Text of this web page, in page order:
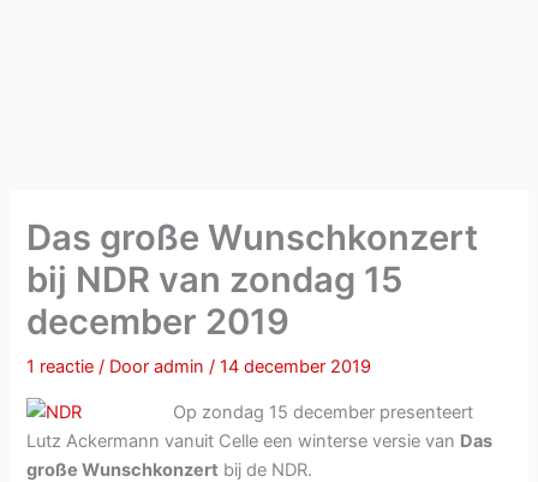
Das große Wunschkonzert
bij NDR van zondag 15
december 2019
1 reactie / Dooradmin/14 december 2019
Op zondag 15 december presenteert
Lutz Ackermann vanuit Celle een winterse versie van Das
große Wunschkonzert bij de NDR.